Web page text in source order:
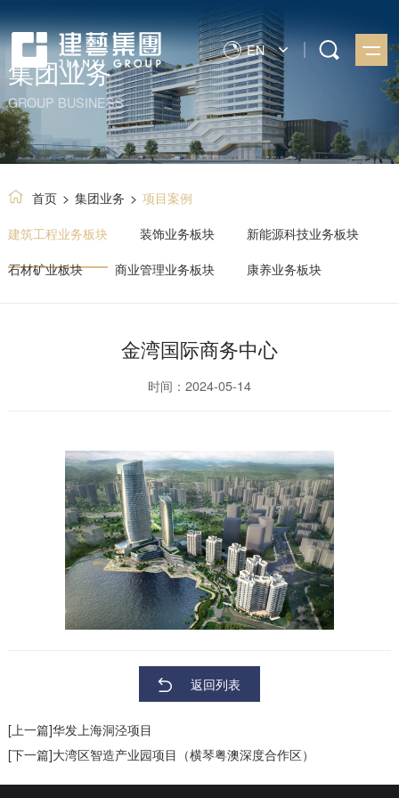
EN
集团业务
GROUP BUSINESS
建筑工程业务板块 装饰业务板块
新能源科技业务板块
石材矿业板块
商业管理业务板块 康养业务板块
首页 > 集团业务 > 项目案例
金湾国际商务中心
时间：2024-05-14
返回列表
[上一篇]华发上海洞泾项目
[下一篇]大湾区智造产业园项目（横琴粤澳深度合作区）